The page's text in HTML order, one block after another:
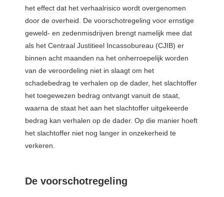
het effect dat het verhaalrisico wordt overgenomen
door de overheid. De voorschotregeling voor ernstige
geweld- en zedenmisdrijven brengt namelijk mee dat
als het Centraal Justitieel Incassobureau (CJIB) er
binnen acht maanden na het onherroepelijk worden
van de veroordeling niet in slaagt om het
schadebedrag te verhalen op de dader, het slachtoffer
het toegewezen bedrag ontvangt vanuit de staat,
waarna de staat het aan het slachtoffer uitgekeerde
bedrag kan verhalen op de dader. Op die manier hoeft
het slachtoffer niet nog langer in onzekerheid te
verkeren.
De voorschotregeling